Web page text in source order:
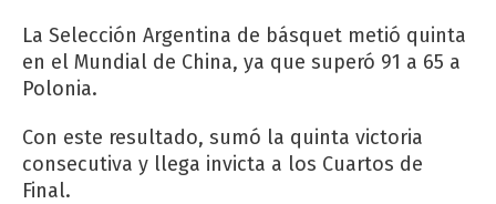
La Selección Argentina de básquet metió quinta
en el Mundial de China, ya que superó 91 a 65 a
Polonia.
Con este resultado, sumó la quinta victoria
consecutiva y llega invicta a los Cuartos de
Final.